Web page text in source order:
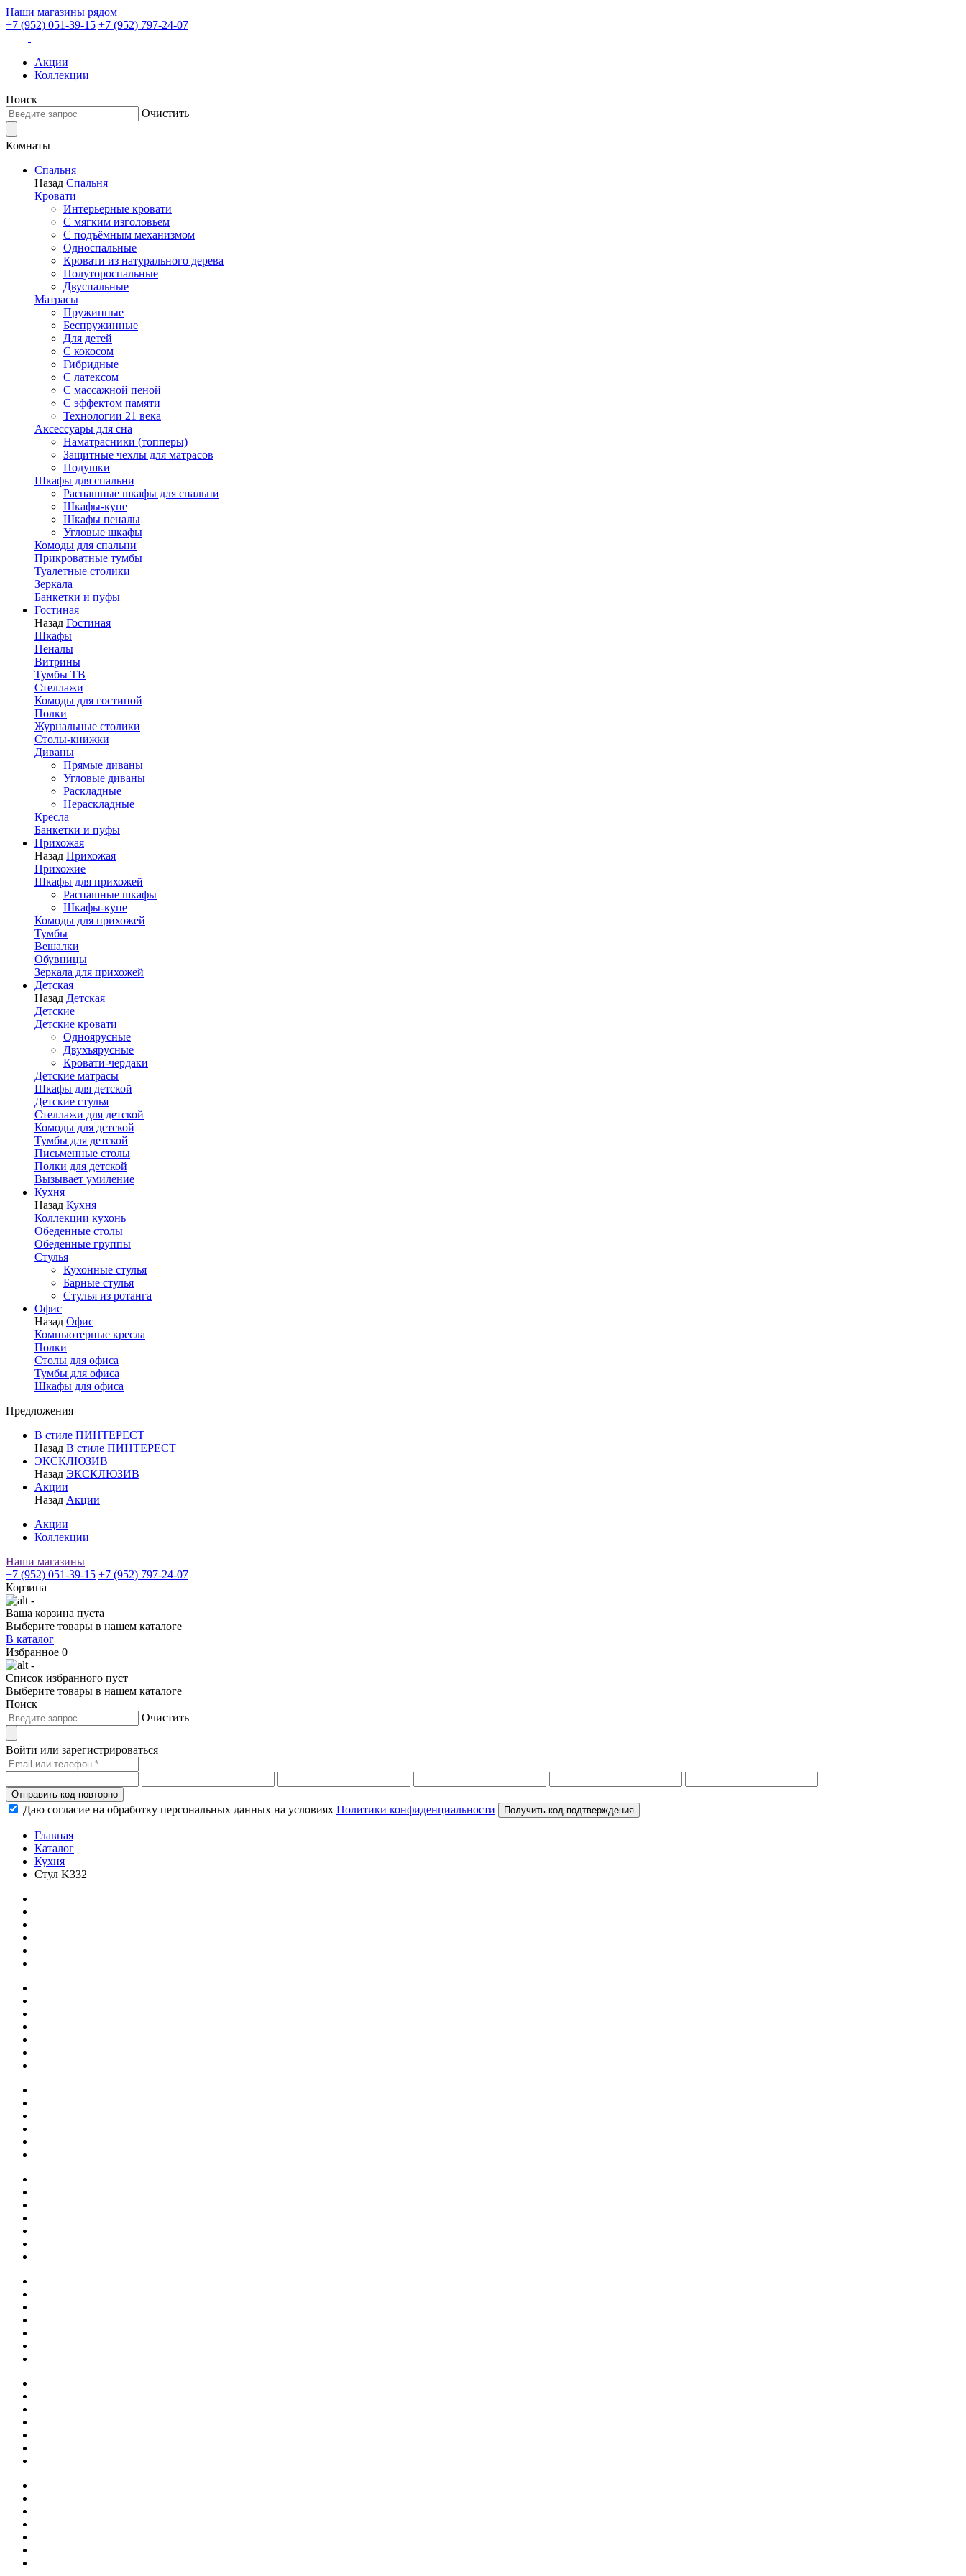
Наши магазины рядом
+7 (952) 051-39-15 +7 (952) 797-24-07
Акции
Коллекции
Поиск
Очистить
Комнаты
Спальня
Назад Спальня
Кровати
Интерьерные кровати
С мягким изголовьем
С подъёмным механизмом
Односпальные
Кровати из натурального дерева
Полутороспальные
Двуспальные
Матрасы
Пружинные
Беспружинные
Для детей
C кокосом
Гибридные
С латексом
С массажной пеной
С эффектом памяти
Технологии 21 века
Аксессуары для сна
Наматрасники (топперы)
Защитные чехлы для матрасов
Подушки
Шкафы для спальни
Распашные шкафы для спальни
Шкафы-купе
Шкафы пеналы
Угловые шкафы
Комоды для спальни
Прикроватные тумбы
Туалетные столики
Зеркала
Банкетки и пуфы
Гостиная
Назад Гостиная
Шкафы
Пеналы
Витрины
Тумбы ТВ
Стеллажи
Комоды для гостиной
Полки
Журнальные столики
Столы-книжки
Диваны
Прямые диваны
Угловые диваны
Раскладные
Нераскладные
Кресла
Банкетки и пуфы
Прихожая
Назад Прихожая
Прихожие
Шкафы для прихожей
Распашные шкафы
Шкафы-купе
Комоды для прихожей
Тумбы
Вешалки
Обувницы
Зеркала для прихожей
Детская
Назад Детская
Детские
Детские кровати
Одноярусные
Двухъярусные
Кровати-чердаки
Детские матрасы
Шкафы для детской
Детские стулья
Стеллажи для детской
Комоды для детской
Тумбы для детской
Письменные столы
Полки для детской
Вызывает умиление
Кухня
Назад Кухня
Коллекции кухонь
Обеденные столы
Обеденные группы
Стулья
Кухонные стулья
Барные стулья
Стулья из ротанга
Офис
Назад Офис
Компьютерные кресла
Полки
Столы для офиса
Тумбы для офиса
Шкафы для офиса
Предложения
В стиле ПИНТЕРЕСТ
Назад В стиле ПИНТЕРЕСТ
ЭКСКЛЮЗИВ
Назад ЭКСКЛЮЗИВ
Акции
Назад Акции
Акции
Коллекции
Наши магазины
+7 (952) 051-39-15 +7 (952) 797-24-07
Корзина
-
Ваша корзина пуста
Выберите товары в нашем каталоге
В каталог
Избранное 0
-
Список избранного пуст
Выберите товары в нашем каталоге
Поиск
Очистить
Войти или зарегистрироваться
Отправить код повторно
Даю согласие на обработку персональных данных на условиях Политики конфиденциальности Получить код подтверждения
Главная
Каталог
Кухня
Стул K332